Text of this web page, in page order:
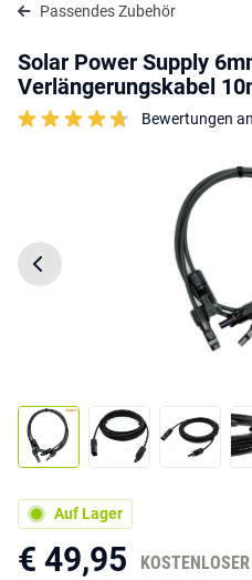
Passendes Zubehör
Solar Power Supply
Verlängerungskabel
Bewertungen
Auf Lager
€ 49,95